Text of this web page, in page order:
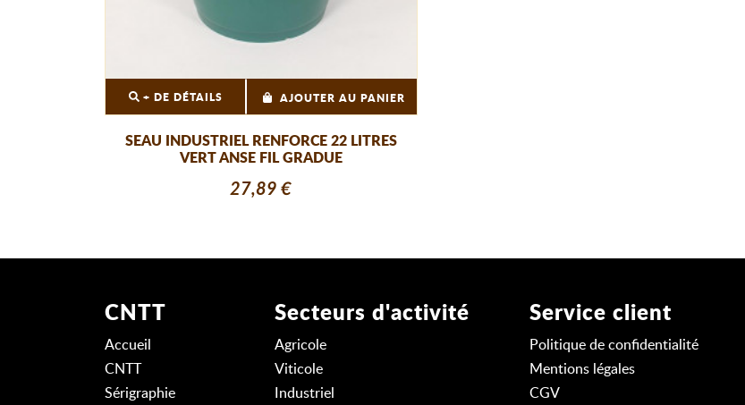
+ DE DÉTAILS AJOUTER AU PANIER
SEAU INDUSTRIEL RENFORCE 22 LITRES
VERT ANSE FIL GRADUE
27,89 €
CNTT
Accueil
CNTT
Sérigraphie
Secteurs d'activité
Agricole
Viticole
Industriel
Service client
Politique de confidentialité
Mentions légales
CGV